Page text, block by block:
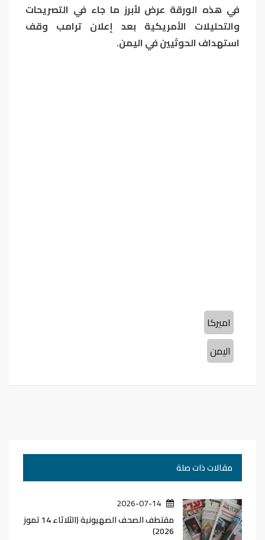
في هذه الورقة عرض لأبرز ما جاء في التصريحات
والتحليلات الأمريكية بعد إعلان ترامب وقف
استهداف الحوثيين في اليمن.
اميركا
اليمن
مقالات ذات صلة
2026-07-14
مقتطف الصحف الصهيونية (الثلاثاء 14 تموز
2026)